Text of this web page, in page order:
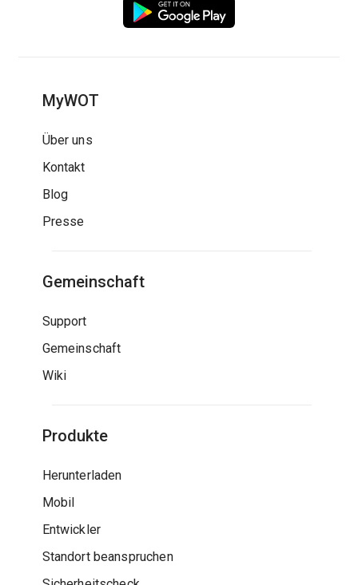
MyWOT
Über uns
Kontakt
Blog
Presse
Gemeinschaft
Support
Gemeinschaft
Wiki
Produkte
Herunterladen
Mobil
Entwickler
Standort beanspruchen